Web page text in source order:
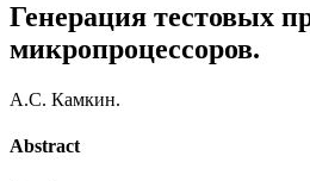
Генерация тестовых
микропроцессоров.
А.С. Камкин.
Abstract